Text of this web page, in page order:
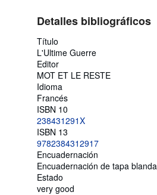
Detalles bibliográficos
Título
L'Ultime Guerre
Editor
MOT ET LE RESTE
Idioma
Francés
ISBN 10
238431291X
ISBN 13
9782384312917
Encuadernación
Encuadernación de tapa blanda
Estado
very good